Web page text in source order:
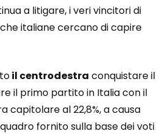
a litigare, i veri vincitori di
italiane cercano di capire
il centrodestra conquistare il
il primo partito in Italia con il
capitolare al 22,8%, a causa
fornito sulla base dei voti